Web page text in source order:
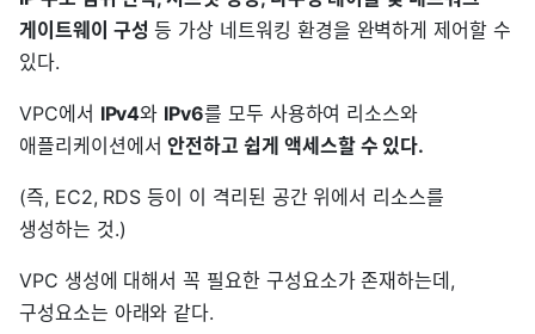
게이트웨이 구성 등 가상 네트워킹 환경을 완벽하게 제어할 수
있다.
VPC에서 IPv4와 IPv6를 모두 사용하여 리소스와
애플리케이션에서안전하고 쉽게 액세스할 수 있다.
(즉, EC2, RDS 등이 이 격리된 공간 위에서 리소스를
생성하는 것.)
VPC 생성에 대해서 꼭 필요한 구성요소가 존재하는데,
구성요소는 아래와 같다.